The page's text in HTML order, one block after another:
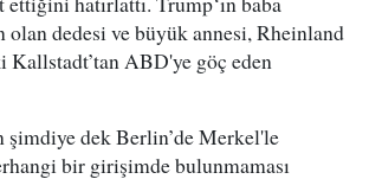
olan dedesi ve büyük annesi, Rheinland
Kallstadt’tan ABD'ye göç eden
şimdiye dek Berlin’de Merkel'le
bir girişimde bulunmaması